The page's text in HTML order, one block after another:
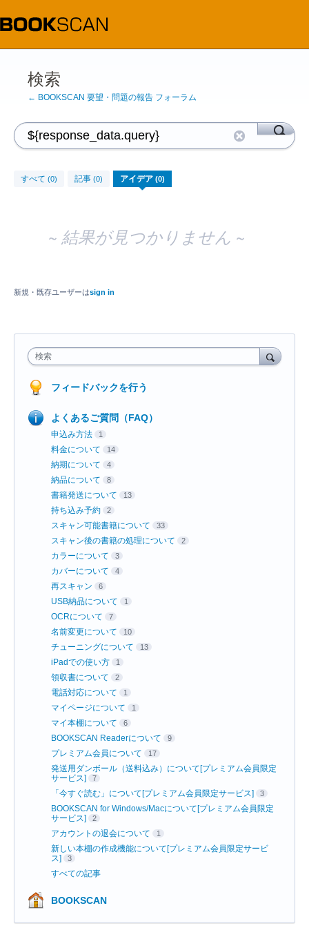
検索
← BOOKSCAN 要望・問題の報告 フォーラム
すべて (0) 記事 (0) アイデア (0)
~ 結果が見つかりません ~
新規・既存ユーザーはsign in
検索
フィードバックを行う
よくあるご質問（FAQ）
申込み方法 1
料金について 14
納期について 4
納品について 8
書籍発送について 13
持ち込み予約 2
スキャン可能書籍について 33
スキャン後の書籍の処理について 2
カラーについて 3
カバーについて 4
再スキャン 6
USB納品について 1
OCRについて 7
名前変更について 10
チューニングについて 13
iPadでの使い方 1
領収書について 2
電話対応について 1
マイページについて 1
マイ本棚について 6
BOOKSCAN Readerについて 9
プレミアム会員について 17
発送用ダンボール（送料込み）について[プレミアム会員限定
サービス]
7
「今すぐ読む」について[プレミアム会員限定サービス] 3
BOOKSCAN for Windows/Macについて[プレミアム会員限定
サービス]
2
アカウントの退会について 1
新しい本棚の作成機能について[プレミアム会員限定サービ
ス]
3
すべての記事
BOOKSCAN